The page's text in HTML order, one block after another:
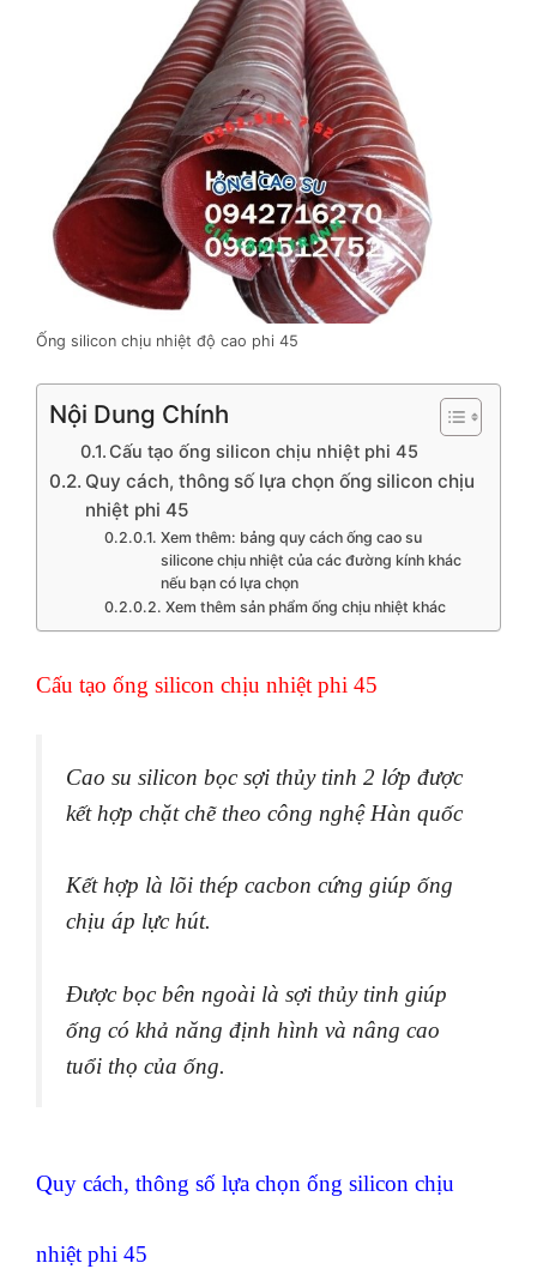
Ống silicon chịu nhiệt độ cao phi 45
Nội Dung Chính
Cấu tạo ống silicon chịu nhiệt phi 45
Quy cách, thông số lựa chọn ống silicon chịu
nhiệt phi 45
Xem thêm: bảng quy cách ống cao su
silicone chịu nhiệt của các đường kính khác
nếu bạn có lựa chọn
Xem thêm sản phẩm ống chịu nhiệt khác
Cấu tạo ống silicon chịu nhiệt phi 45
Cao su silicon bọc sợi thủy tinh 2 lớp được
kết hợp chặt chẽ theo công nghệ Hàn quốc
Kết hợp là lõi thép cacbon cứng giúp ống
chịu áp lực hút.
Được bọc bên ngoài là sợi thủy tinh giúp
ống có khả năng định hình và nâng cao
tuổi thọ của ống.
Quy cách, thông số lựa chọn ống silicon chịu
nhiệt phi 45